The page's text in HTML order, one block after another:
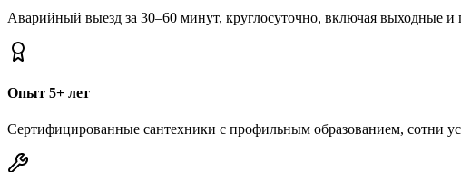
Аварийный выезд за 30–60 минут, круглосуточно, включая выходные и
Опыт 5+ лет
Сертифицированные сантехники с профильным образованием, сотни